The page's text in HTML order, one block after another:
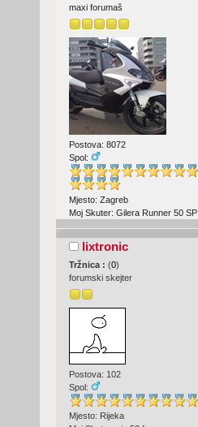
maxi forumaš
Postova: 8072
Spol:
Mjesto: Zagreb
Moj Skuter: Gilera Runner 50 SP
lixtronic
Tržnica : (0)
forumski skejter
Postova: 102
Spol:
Mjesto: Rijeka